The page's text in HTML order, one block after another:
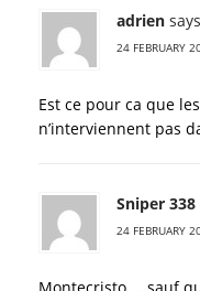
adrien
24 FEBRUARY
Est ce pour ca que
n’interviennent pas
Sniper 338
24 FEBRUARY